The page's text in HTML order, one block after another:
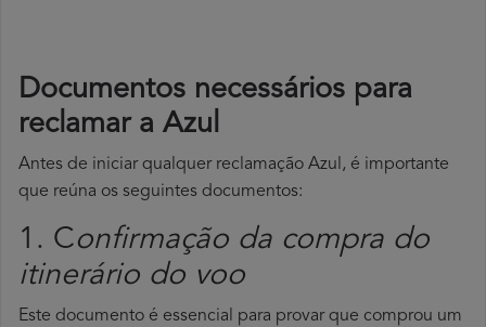
Documentos necessários para
reclamar a Azul
Antes de iniciar qualquer reclamação Azul, é importante
que reúna os seguintes documentos:
1. Confirmação da compra do
itinerário do voo
Este documento é essencial para provar que comprou um